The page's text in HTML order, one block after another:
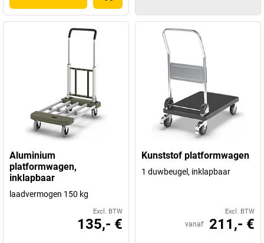
Aluminium
platformwagen,
inklapbaar
laadvermogen 150 kg
Excl. BTW
135,- €
Kunststof platformwagen
1 duwbeugel, inklapbaar
Excl. BTW
vanaf 211,- €